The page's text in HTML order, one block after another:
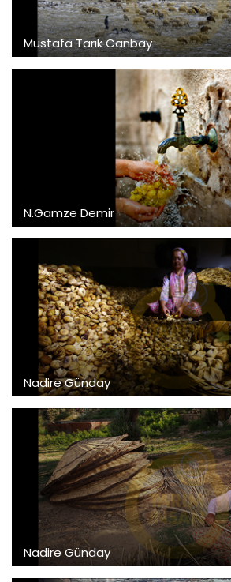
Mustafa Tarık Canbay
N.Gamze Demir
Nadire Günday
Nadire Günday